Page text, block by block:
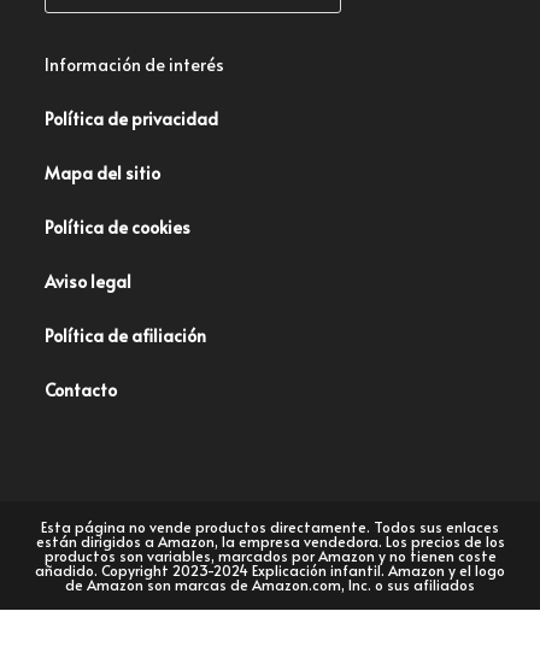
Información de interés
Política de privacidad
Mapa del sitio
Política de cookies
Aviso legal
Política de afiliación
Contacto
Esta página no vende productos directamente. Todos sus enlaces
están dirigidos a Amazon, la empresa vendedora. Los precios de los
productos son variables, marcados por Amazon y no tienen coste
añadido. Copyright 2023-2024 Explicación infantil. Amazon y el logo
de Amazon son marcas de Amazon.com, Inc. o sus afiliados